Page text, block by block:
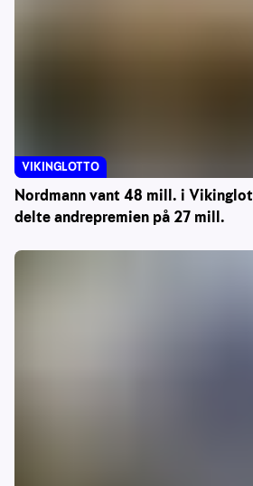
Nordmann vant 48 mill. i
delte andrepremien på 27 mill.
VIKINGLOTTO